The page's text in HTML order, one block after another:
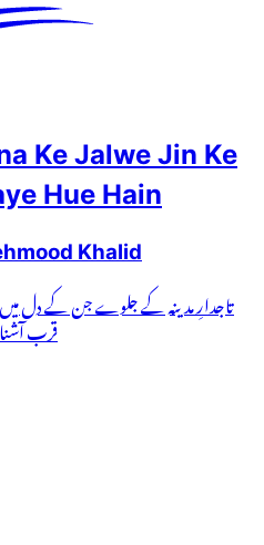
Ke Jalwe Jin Ke
Hue Hain
Khalid
تاجدارِ مدینہ کے جلوے جن کے دل
قرب